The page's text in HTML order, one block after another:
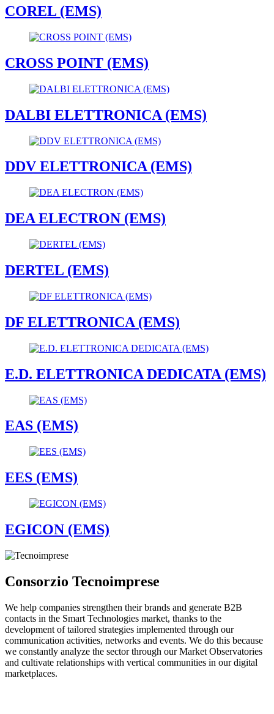
COREL (EMS)
CROSS POINT (EMS)
DALBI ELETTRONICA (EMS)
DDV ELETTRONICA (EMS)
DEA ELECTRON (EMS)
DERTEL (EMS)
DF ELETTRONICA (EMS)
E.D. ELETTRONICA DEDICATA (EMS)
EAS (EMS)
EES (EMS)
EGICON (EMS)
Consorzio Tecnoimprese
We help companies strengthen their brands and generate B2B
contacts in the Smart Technologies market, thanks to the
development of tailored strategies implemented through our
communication activities, networks and events. We do this because
we constantly analyze the sector through our Market Observatories
and cultivate relationships with vertical communities in our digital
marketplaces.